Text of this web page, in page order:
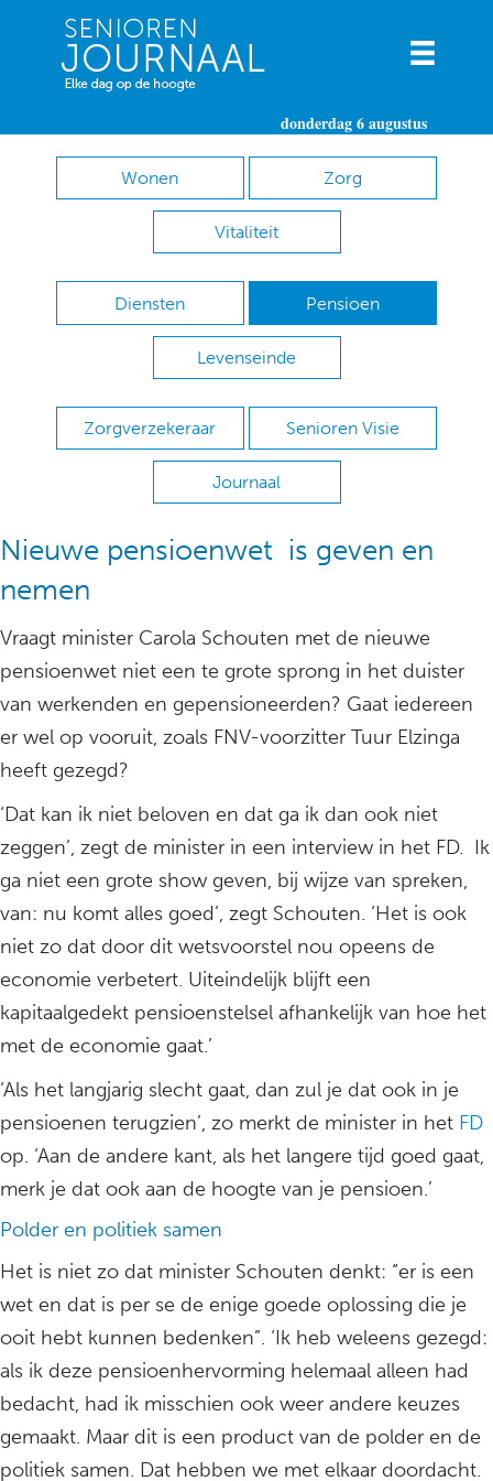
donderdag 6 augustus
Wonen Zorg
Vitaliteit
Diensten Pensioen
Levenseinde
Zorgverzekeraar Senioren Visie
Journaal
Nieuwe pensioenwet is geven en
nemen
Vraagt minister Carola Schouten met de nieuwe
pensioenwet niet een te grote sprong in het duister
van werkenden en gepensioneerden? Gaat iedereen
er wel op vooruit, zoals FNV-voorzitter Tuur Elzinga
heeft gezegd?
‘Dat kan ik niet beloven en dat ga ik dan ook niet
zeggen’, zegt de minister in een interview in het FD. Ik
ga niet een grote show geven, bij wijze van spreken,
van: nu komt alles goed’, zegt Schouten. ‘Het is ook
niet zo dat door dit wetsvoorstel nou opeens de
economie verbetert. Uiteindelijk blijft een
kapitaalgedekt pensioenstelsel afhankelijk van hoe het
met de economie gaat.’
‘Als het langjarig slecht gaat, dan zul je dat ook in je
pensioenen terugzien’, zo merkt de minister in het FD
op. ‘Aan de andere kant, als het langere tijd goed gaat,
merk je dat ook aan de hoogte van je pensioen.’
Polder en politiek samen
Het is niet zo dat minister Schouten denkt: “er is een
wet en dat is per se de enige goede oplossing die je
ooit hebt kunnen bedenken”. ‘Ik heb weleens gezegd:
als ik deze pensioenhervorming helemaal alleen had
bedacht, had ik misschien ook weer andere keuzes
gemaakt. Maar dit is een product van de polder en de
politiek samen. Dat hebben we met elkaar doordacht.